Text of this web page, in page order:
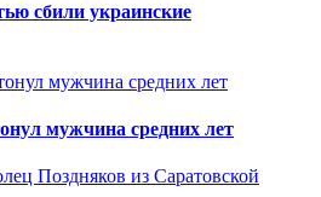
сбили украинские
мужчина средних лет